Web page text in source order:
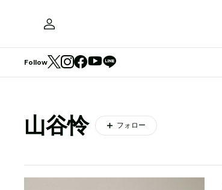
Follow
山谷怜 フォロー